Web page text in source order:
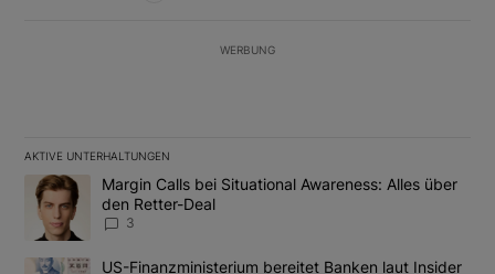
WERBUNG
AKTIVE UNTERHALTUNGEN
Das Folgende ist eine Liste der am meisten kommentierten
Ein Trendartikel mit dem Titel "Margin Calls bei Situational
Margin Calls bei Situational Awareness: Alles über
den Retter-Deal
3
Ein Trendartikel mit dem Titel "US-Finanzministerium bereitet
US-Finanzministerium bereitet Banken laut Insider